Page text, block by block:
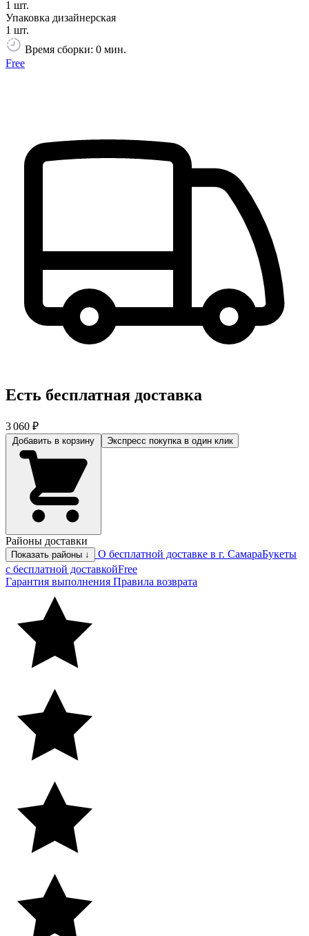
1 шт.
Упаковка дизайнерская
1 шт.
Время сборки: 0 мин.
Free
Есть бесплатная доставка
3 060 ₽
Экспресс покупка в один клик
Районы доставки
Показать районы ↓ О бесплатной доставке в г. СамараБукеты
с бесплатной доставкойFree
Гарантия выполнения Правила возврата